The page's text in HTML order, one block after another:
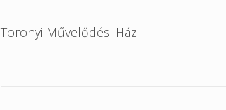
Toronyi Művelődési Ház